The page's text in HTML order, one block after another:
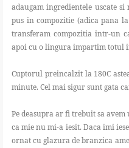
adaugam ingredientele uscate
pus in compozitie (adica pana
transferam compozitia intr-un
apoi cu o lingura impartim totul
Cuptorul preincalzit la 180C
minute. Cel mai sigur sunt gata
Pe deasupra ar fi trebuit sa
ca mie nu mi-a iesit. Daca imi
ornat cu glazura de branzica